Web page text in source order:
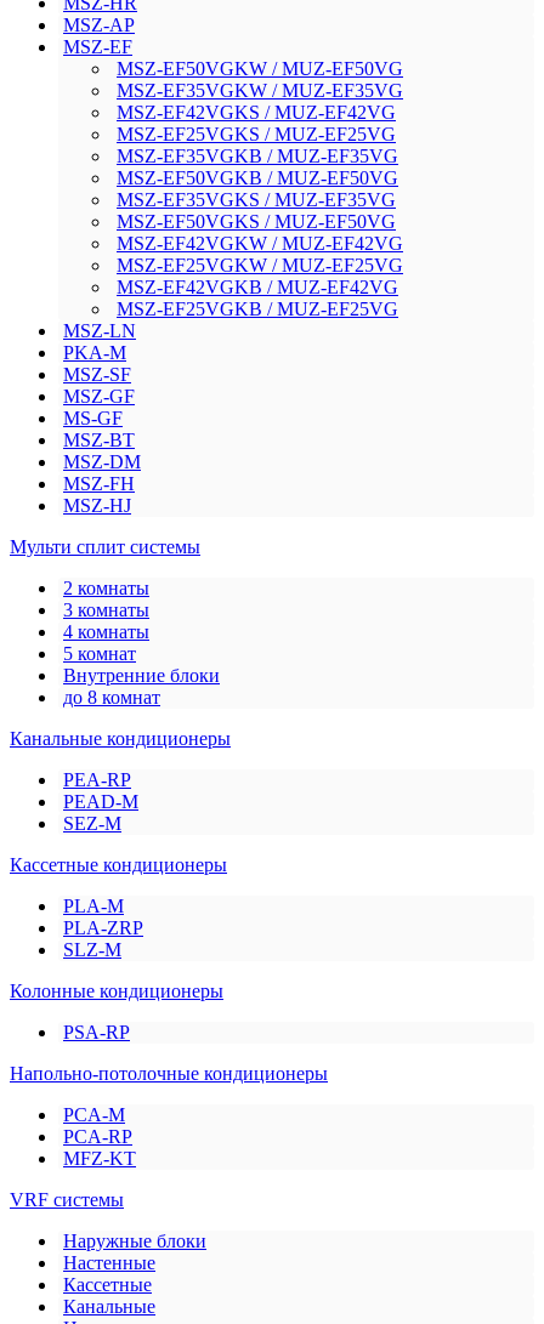
MSZ-AP
MSZ-EF
MSZ-EF50VGKW / MUZ-EF50VG
MSZ-EF35VGKW / MUZ-EF35VG
MSZ-EF42VGKS / MUZ-EF42VG
MSZ-EF25VGKS / MUZ-EF25VG
MSZ-EF35VGKB / MUZ-EF35VG
MSZ-EF50VGKB / MUZ-EF50VG
MSZ-EF35VGKS / MUZ-EF35VG
MSZ-EF50VGKS / MUZ-EF50VG
MSZ-EF42VGKW / MUZ-EF42VG
MSZ-EF25VGKW / MUZ-EF25VG
MSZ-EF42VGKB / MUZ-EF42VG
MSZ-EF25VGKB / MUZ-EF25VG
MSZ-LN
PKA-M
MSZ-SF
MSZ-GF
MS-GF
MSZ-BT
MSZ-DM
MSZ-FH
MSZ-HJ
Мульти сплит системы
2 комнаты
3 комнаты
4 комнаты
5 комнат
Внутренние блоки
до 8 комнат
Канальные кондиционеры
PEA-RP
PEAD-M
SEZ-M
Кассетные кондиционеры
PLA-M
PLA-ZRP
SLZ-M
Колонные кондиционеры
PSA-RP
Напольно-потолочные кондиционеры
PCA-M
PCA-RP
MFZ-KT
VRF системы
Наружные блоки
Настенные
Кассетные
Канальные